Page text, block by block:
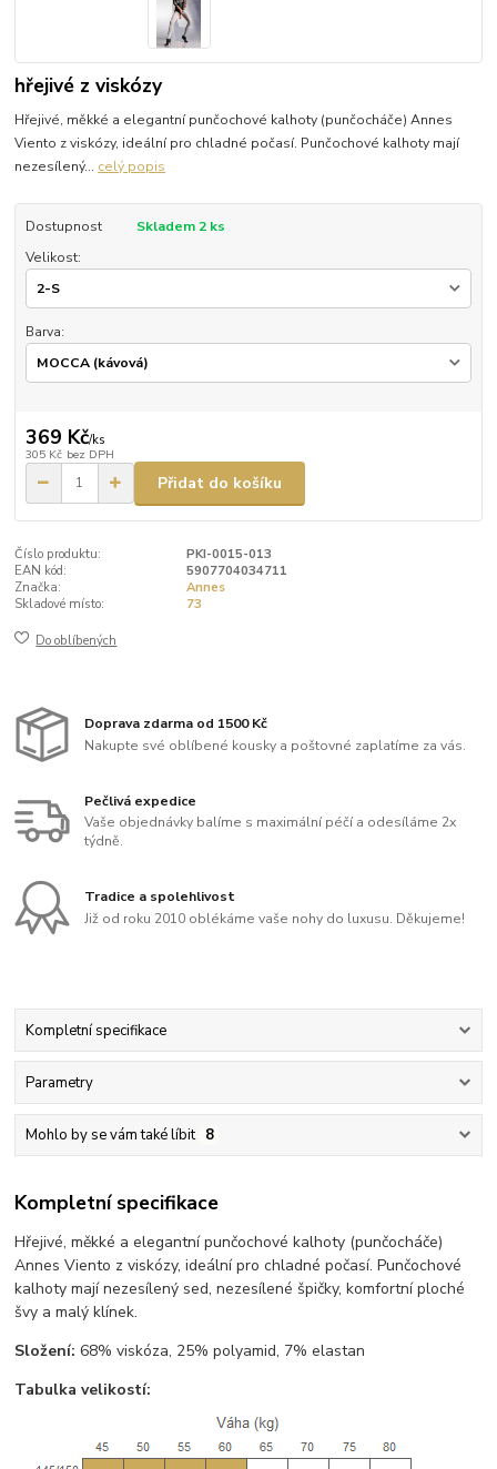
hřejivé z viskózy
Hřejivé, měkké a elegantní punčochové kalhoty (punčocháče) Annes
Viento z viskózy, ideální pro chladné počasí. Punčochové kalhoty mají
nezesílený... celý popis
Dostupnost
Skladem 2 ks
Velikost:
Barva:
369 Kč/ks
305 Kč bez DPH
Přidat do košíku
Číslo produktu:
PKI-0015-013
EAN kód:
5907704034711
Značka:
Annes
Skladové místo:
73
Do oblíbených
Doprava zdarma od 1500 Kč
Nakupte své oblíbené kousky a poštovné zaplatíme za vás.
Pečlivá expedice
Vaše objednávky balíme s maximální péčí a odesíláme 2x
týdně.
Tradice a spolehlivost
Již od roku 2010 oblékáme vaše nohy do luxusu. Děkujeme!
Kompletní specifikace
Parametry
Mohlo by se vám také líbit 8
Kompletní specifikace
Hřejivé, měkké a elegantní punčochové kalhoty (punčocháče)
Annes Viento z viskózy, ideální pro chladné počasí. Punčochové
kalhoty mají nezesílený sed, nezesílené špičky, komfortní ploché
švy a malý klínek.
Složení: 68% viskóza, 25% polyamid, 7% elastan
Tabulka velikostí: